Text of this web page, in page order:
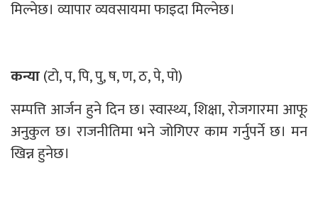
मिल्नेछ। व्यापार व्यवसायमा फाइदा मिल्नेछ।
कन्या(टो, प, पि, पु, ष, ण, ठ, पे, पो)
सम्पत्ति आर्जन हुने दिन छ। स्वास्थ्य, शिक्षा, रोजगारमा आफू
अनुकुल छ। राजनीतिमा भने जोगिएर काम गर्नुपर्ने छ। मन
खिन्न हुनेछ।